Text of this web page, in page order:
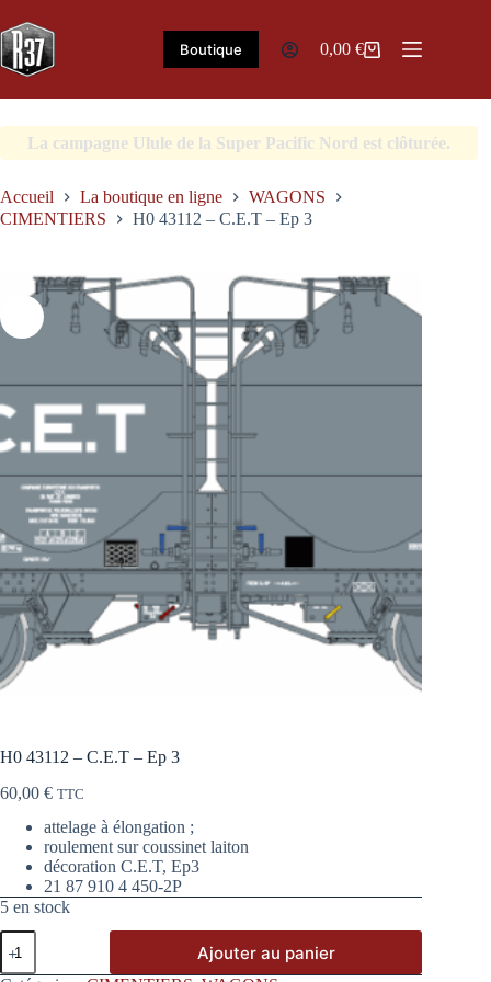
au
contenu
Boutique
Panier
0,00€
La campagne Ulule de la Super Pacific Nord est clôturée.
Accueil La boutique en ligne
WAGONS
CIMENTIERS
H0 43112 – C.E.T – Ep 3
H0 43112 – C.E.T – Ep 3
60,00 € TTC
attelage à élongation ;
roulement sur coussinet laiton
décoration C.E.T, Ep3
21 87 910 4 450-2P
5 en stock
quantité
de
H0
Ajouter au panier